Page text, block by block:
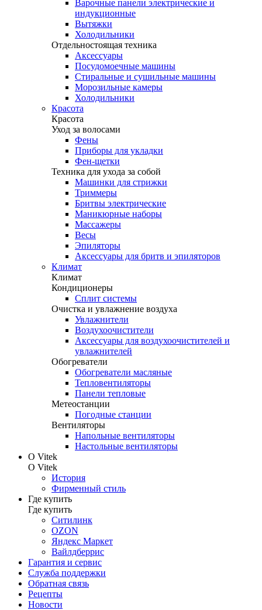
Варочные панели электрические и
индукционные
Вытяжки
Холодильники
Отдельностоящая техника
Аксессуары
Посудомоечные машины
Стиральные и сушильные машины
Морозильные камеры
Холодильники
Красота
Красота
Уход за волосами
Фены
Приборы для укладки
Фен-щетки
Техника для ухода за собой
Машинки для стрижки
Триммеры
Бритвы электрические
Маникюрные наборы
Массажеры
Весы
Эпиляторы
Аксессуары для бритв и эпиляторов
Климат
Климат
Кондиционеры
Сплит системы
Очистка и увлажнение воздуха
Увлажнители
Воздухоочистители
Аксессуары для воздухоочистителей и
увлажнителей
Обогреватели
Обогреватели масляные
Тепловентиляторы
Панели тепловые
Метеостанции
Погодные станции
Вентиляторы
Напольные вентиляторы
Настольные вентиляторы
О Vitek
О Vitek
История
Фирменный стиль
Где купить
Где купить
Ситилинк
OZON
Яндекс Маркет
Вайлдберрис
Гарантия и сервис
Служба поддержки
Обратная связь
Рецепты
Новости